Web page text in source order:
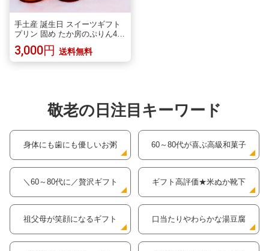
手土産 誕生日 スイーツギフト
プリン 固め たか房のぷりん4個
入り 群馬県 瓶いりプリン 卵黄
プリン 卵白プリン 抹茶プリン
苺プリン
3,000円 送料無料
敬老の日注目キーワード
身体にも歯にも優しいお粥 60～80代が喜ぶ高級和菓子
＼60～80代に／贅沢ギフト ギフト高評価★米ぬか靴下
祖父母が笑顔になるギフト 口当たりやわらかな湯豆腐